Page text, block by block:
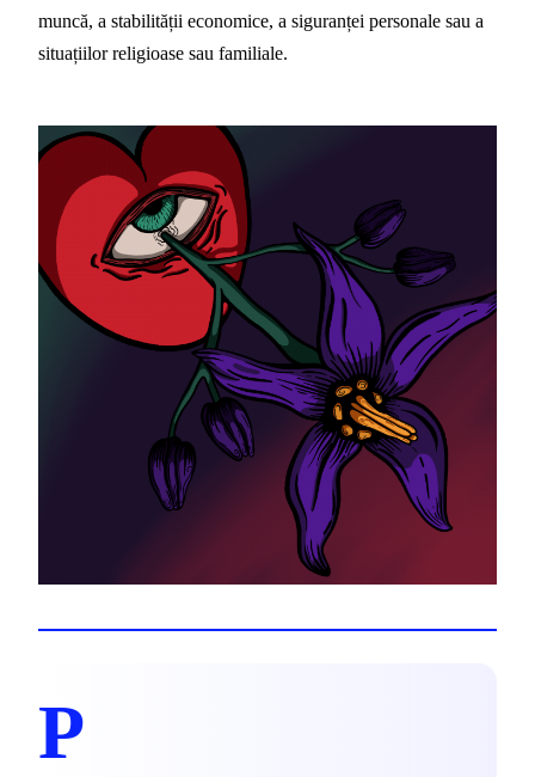
muncă, a stabilității economice, a siguranței personale sau a
situațiilor religioase sau familiale.
P